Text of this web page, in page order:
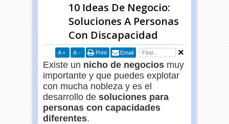
10 Ideas De Negocio:
Soluciones A Personas
Con Discapacidad
A + A - Print Email
Existe un nicho de negocios muy
importante y que puedes explotar
con mucha nobleza y es el
desarrollo desoluciones para
personas con capacidades
diferentes.